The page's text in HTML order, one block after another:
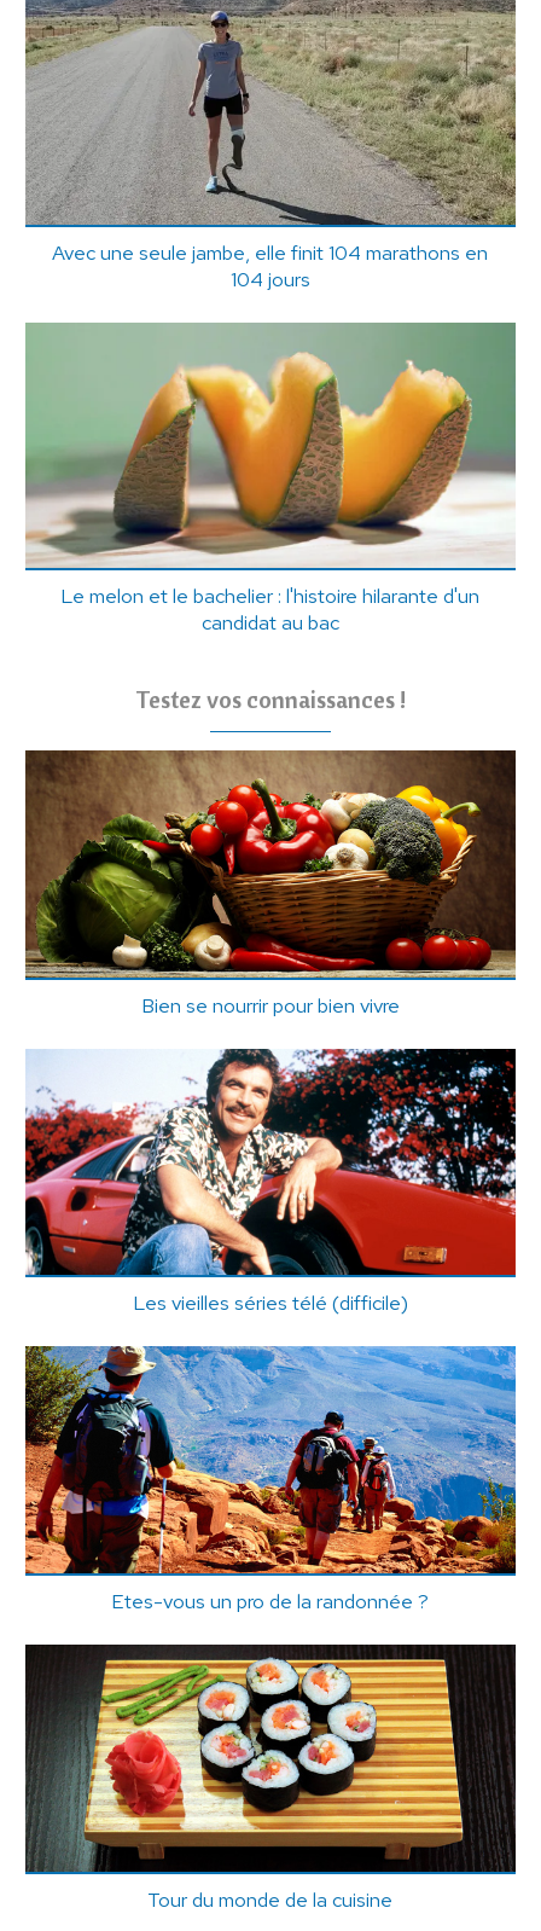
Avec une seule jambe, elle finit 104 marathons en
104 jours
Le melon et le bachelier : l'histoire hilarante d'un
candidat au bac
Testez vos connaissances !
Bien se nourrir pour bien vivre
Les vieilles séries télé (difficile)
Etes-vous un pro de la randonnée ?
Tour du monde de la cuisine